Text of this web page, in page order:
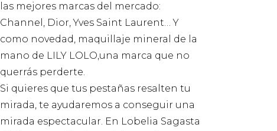
las mejores marcas del mercado:
Channel, Dior, Yves Saint Laurent… Y
como novedad, maquillaje mineral de la
mano de LILY LOLO,una marca que no
querrás perderte.
Si quieres que tus pestañas resalten tu
mirada, te ayudaremos a conseguir una
mirada espectacular. En Lobelia Sagasta